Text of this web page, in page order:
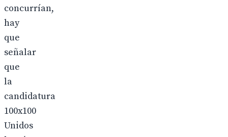
concurrían,
hay
que
señalar
que
la
candidatura
100x100
Unidos